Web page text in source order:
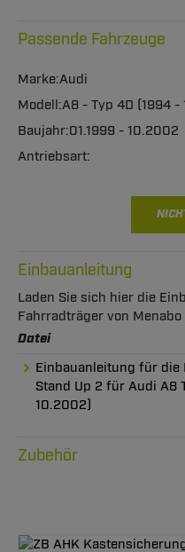
Passende Fahrzeuge
Audi
A8 - Typ 4D (1994
01.1999 - 10.2002
Einbauanleitung
Laden Sie sich hier die
Fahrradträger von
Datei
Einbauanleitung für die
Stand Up 2 für Audi A8
10.2002)
Zubehör